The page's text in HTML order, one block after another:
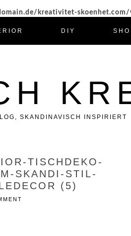
kreativitet-
DIY
SKANDINAVISCH INSPIRIERT
TISCHDEKO-
SKANDI-STIL-
(5)